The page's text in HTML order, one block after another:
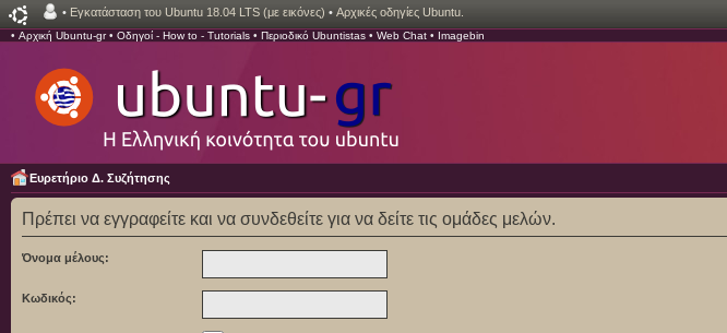
• Εγκατάσταση του Ubuntu 18.04 LTS (με εικόνες) • Αρχικές οδηγίες Ubuntu.
• Αρχική Ubuntu-gr• Οδηγοί - How to - Tutorials • Περιοδικό Ubuntistas • Web Chat • Imagebin
Ευρετήριο Δ. Συζήτησης
Πρέπει να εγγραφείτε και να συνδεθείτε για να δείτε τις ομάδες μελών.
Όνομα μέλους:
Κωδικός: